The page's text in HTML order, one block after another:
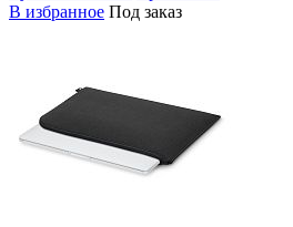
В избранное Под заказ